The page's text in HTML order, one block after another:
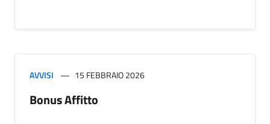
AVVISI 15 FEBBRAIO 2026
Bonus Affitto